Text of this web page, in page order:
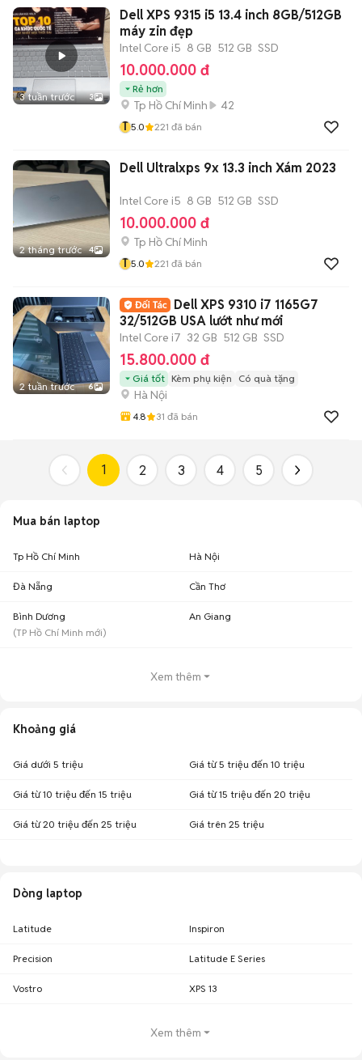
3 tuần trước 3
Dell XPS 9315 i5 13.4 inch 8GB/512GB
máy zin đẹp
Intel Core i5 8 GB 512 GB SSD
10.000.000 đ
Rẻ hơn
Tp Hồ Chí Minh
42
T 5.0 221 đã bán
2 tháng trước 4
Dell Ultralxps 9x 13.3 inch Xám 2023
Intel Core i5 8 GB 512 GB SSD
10.000.000 đ
Tp Hồ Chí Minh
T 5.0 221 đã bán
2 tuần trước 6
Dell XPS 9310 i7 1165G7
32/512GB USA lướt như mới
Intel Core i7 32 GB 512 GB SSD
15.800.000 đ
Giá tốt Kèm phụ kiện Có quà tặng
Hà Nội
4.8 31 đã bán
1 2 3 4 5
Mua bán laptop
Tp Hồ Chí Minh Hà Nội
Đà Nẵng Cần Thơ
Bình Dương
(TP Hồ Chí Minh mới)
An Giang
Xem thêm
Khoảng giá
Giá dưới 5 triệu Giá từ 5 triệu đến 10 triệu
Giá từ 10 triệu đến 15 triệu Giá từ 15 triệu đến 20 triệu
Giá từ 20 triệu đến 25 triệu Giá trên 25 triệu
Dòng laptop
Latitude Inspiron
Precision Latitude E Series
Vostro XPS 13
Xem thêm